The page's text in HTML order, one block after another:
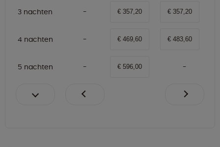
3 nachten € 357,20 € 357,20
4 nachten € 469,60 € 483,60
5 nachten € 596,00